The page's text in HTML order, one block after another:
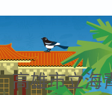
高雄市立海